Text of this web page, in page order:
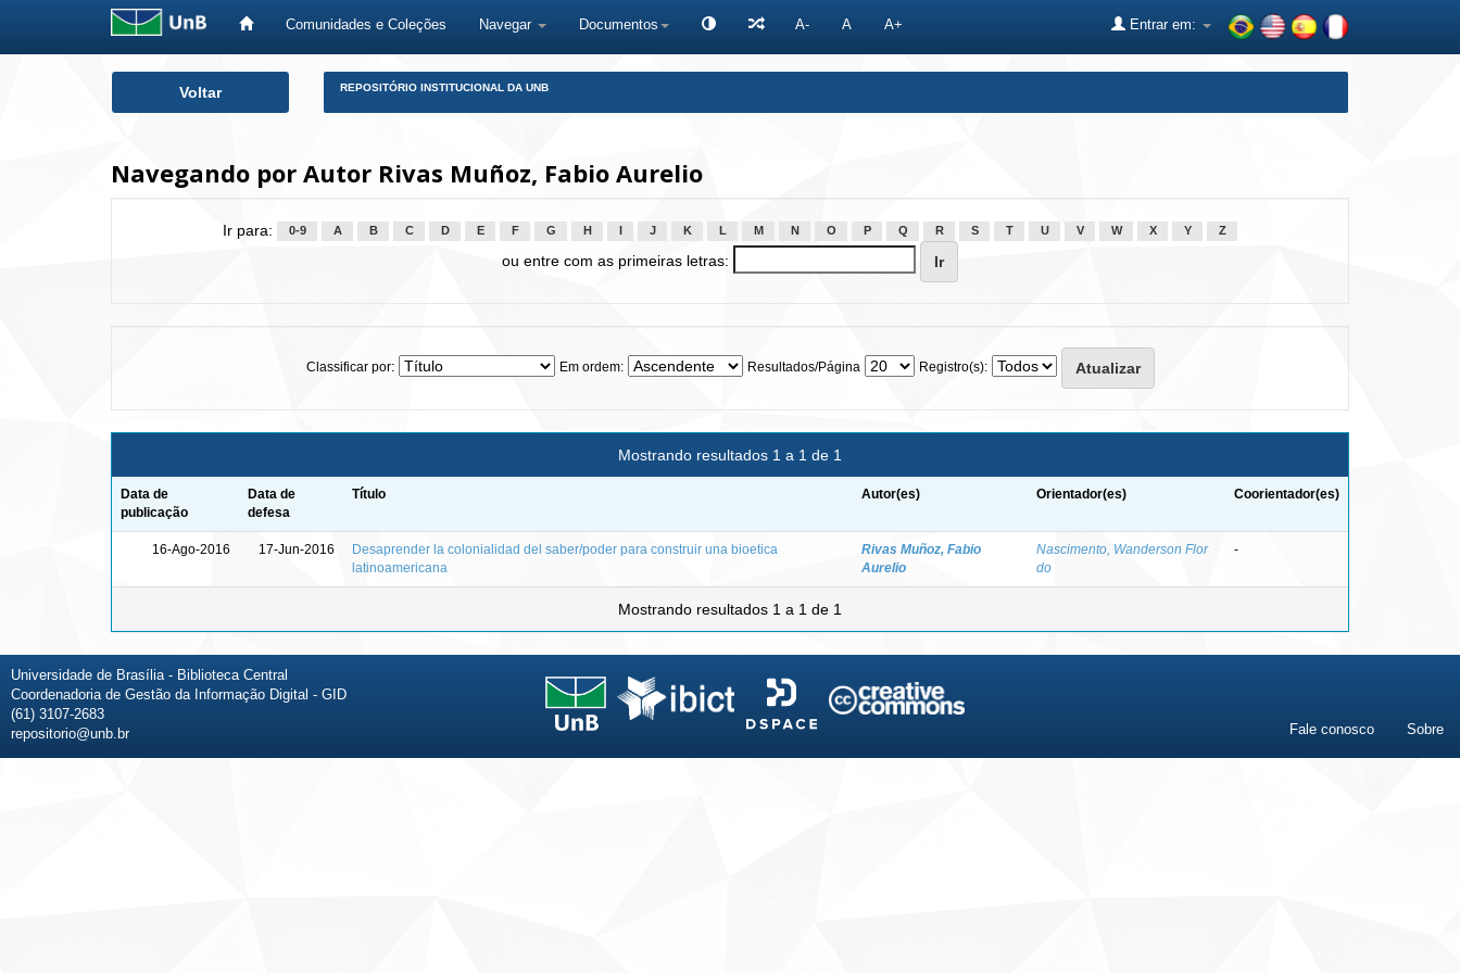
Comunidades e Coleções Navegar Documentos A- A A+ Entrar em:
Voltar REPOSITÓRIO INSTITUCIONAL DA UNB
Navegando por Autor Rivas Muñoz, Fabio Aurelio
Ir para: 0-9 A B C D E F G H J K L M N O P Q R S T U V W X Y Z
ou entre com as primeiras letras:
Classificar por: Em ordem: Resultados/Página Registro(s):
Mostrando resultados 1 a 1 de 1
Data de
publicação
Data de
defesa
Título Autor(es) Orientador(es) Coorientador(es)
16-Ago-2016 17-Jun-2016
Desaprender la colonialidad del saber/poder para construir una bioetica
latinoamericana
Rivas Muñoz, Fabio
Aurelio
Nascimento, Wanderson Flor
do
-
Mostrando resultados 1 a 1 de 1
Universidade de Brasília - Biblioteca Central
Coordenadoria de Gestão da Informação Digital - GID
(61) 3107-2683
repositorio@unb.br
Fale conosco Sobre